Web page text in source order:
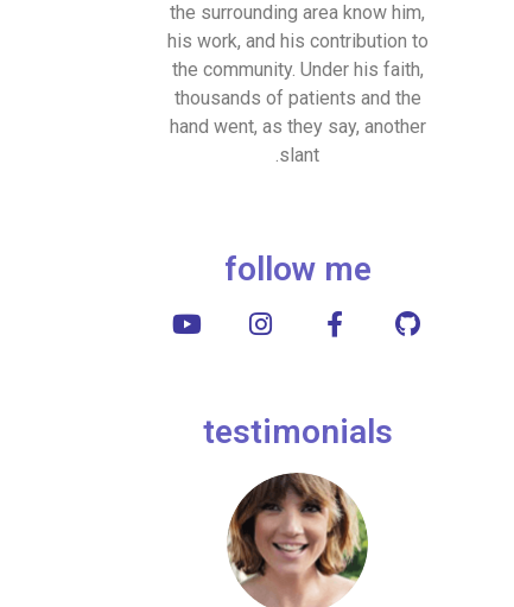
the surrounding area know him,
his work, and his contribution to
the community. Under his faith,
thousands of patients and the
hand went, as they say, another
slant.
follow me
testimonials